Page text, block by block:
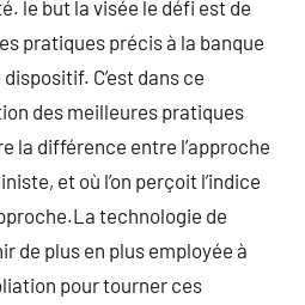
le but la visée le défi est de
pratiques précis à la banque
C’est dans ce
des meilleures pratiques
la différence entre l’approche
et où l’on perçoit l’indice
technologie de
de plus en plus employée à
pour tourner ces